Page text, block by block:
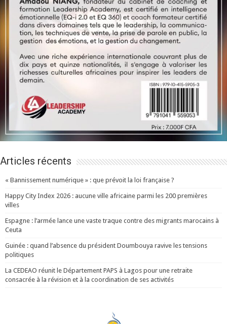
Articles récents
« Bannissement numérique » : que prévoit la loi française ?
Happy City Index 2026 : aucune ville africaine parmi les 200 premières
villes
Espagne : l’armée lance une vaste traque contre des migrants marocains à
Ceuta
Guinée : quand l’absence du président Doumbouya ravive les tensions
politiques
La CEDEAO réunit le Département PAPS à Lagos pour une retraite
consacrée à la révision et à la coordination de ses activités